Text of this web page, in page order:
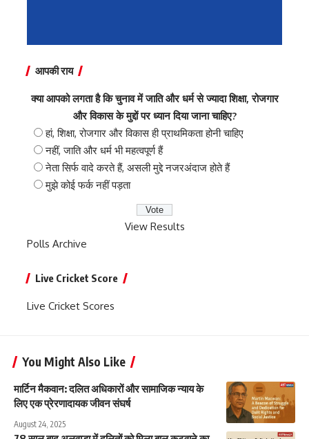
आपकी राय
क्या आपको लगता है कि चुनाव में जाति और धर्म से ज्यादा शिक्षा, रोजगार
और विकास के मुद्दों पर ध्यान दिया जाना चाहिए?
हां, शिक्षा, रोजगार और विकास ही प्राथमिकता होनी चाहिए
नहीं, जाति और धर्म भी महत्वपूर्ण हैं
नेता सिर्फ वादे करते हैं, असली मुद्दे नजरअंदाज होते हैं
मुझे कोई फर्क नहीं पड़ता
View Results
Polls Archive
Live Cricket Score
Live Cricket Scores
You Might Also Like
मार्टिन मैकवान: दलित अधिकारों और सामाजिक न्याय के
लिए एक प्रेरणादायक जीवन संघर्ष
August 24, 2025